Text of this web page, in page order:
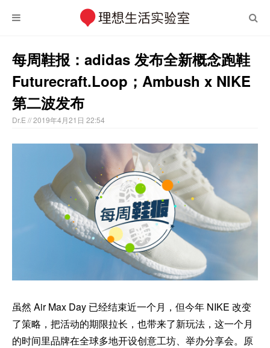
每周鞋报：adidas 发布全新概念跑鞋
Futurecraft.Loop；Ambush x NIKE
第二波发布
Dr.E // 2019年4月21日 22:54
虽然 Air Max Day 已经结束近一个月，但今年 NIKE 改变
了策略，把活动的期限拉长，也带来了新玩法，这一个月
的时间里品牌在全球多地开设创意工坊、举办分享会。原